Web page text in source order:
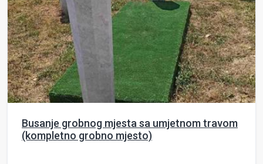
Busanje grobnog mjesta sa umjetnom travom
(kompletno grobno mjesto)